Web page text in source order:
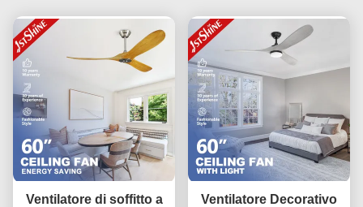
Ventilatore di soffitto a
Ventilatore Decorativo